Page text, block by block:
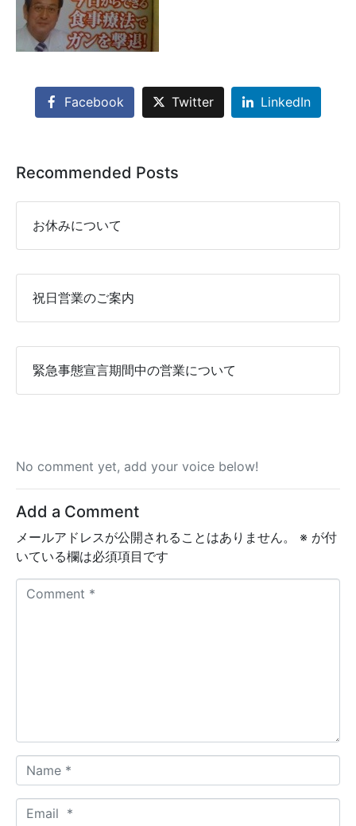
Facebook Twitter LinkedIn
Recommended Posts
お休みについて
祝日営業のご案内
緊急事態宣言期間中の営業について
No comment yet, add your voice below!
Add a Comment
メールアドレスが公開されることはありません。 ※ が付
いている欄は必須項目です
a
m